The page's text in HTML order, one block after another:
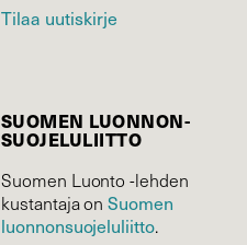
Tilaa uutiskirje
SUOMEN LUONNON­
SUOJELU­LIITTO
Suomen Luonto -lehden
kustantaja onSuomen
luonnonsuojelu­liitto.